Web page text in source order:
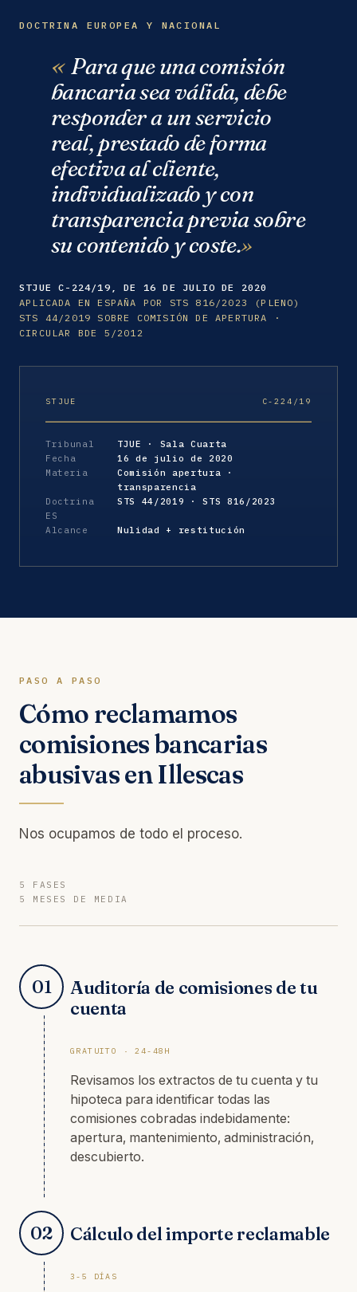
DOCTRINA EUROPEA Y NACIONAL
Para que una comisión
bancaria sea válida, debe
responder a un servicio
real, prestado de forma
efectiva al cliente,
individualizado y con
transparencia previa sobre
su contenido y coste.
STJUE C-224/19, DE 16 DE JULIO DE 2020
APLICADA EN ESPAÑA POR STS 816/2023 (PLENO)
STS 44/2019 SOBRE COMISIÓN DE APERTURA ·
CIRCULAR BDE 5/2012
STJUE C-224/19
Tribunal
TJUE · Sala Cuarta
Fecha
16 de julio de 2020
Materia
Comisión apertura ·
transparencia
Doctrina
ES
STS 44/2019 · STS 816/2023
Alcance Nulidad + restitución
PASO A PASO
Cómo reclamamos
comisiones bancarias
abusivas en Illescas
Nos ocupamos de todo el proceso.
5 FASES
5 MESES DE MEDIA
01
Auditoría de comisiones de tu
cuenta
GRATUITO · 24-48H
Revisamos los extractos de tu cuenta y tu
hipoteca para identificar todas las
comisiones cobradas indebidamente:
apertura, mantenimiento, administración,
descubierto.
02 Cálculo del importe reclamable
3-5 DÍAS